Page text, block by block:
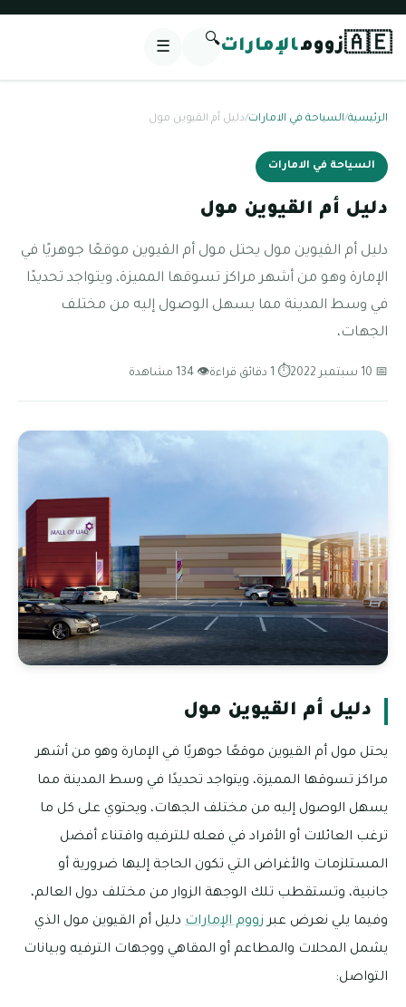
🇦🇪زوومالإمارات🔍
☰
الرئيسية/السياحة في الامارات/دليل أم القيوين مول
السياحة في الامارات
دليل أم القيوين مول
دليل أم القيوين مول يحتل مول أم القيوين موقعًا جوهريًا في
الإمارة وهو من أشهر مراكز تسوقها المميزة، ويتواجد تحديدًا
في وسط المدينة مما يسهل الوصول إليه من مختلف
الجهات،
📅 10 سبتمبر 2022 ⏱ 1 دقائق قراءة 👁 134 مشاهدة
دليل أم القيوين مول
يحتل مول أم القيوين موقعًا جوهريًا في الإمارة وهو من أشهر
مراكز تسوقها المميزة، ويتواجد تحديدًا في وسط المدينة مما
يسهل الوصول إليه من مختلف الجهات، ويحتوي على كل ما
ترغب العائلات أو الأفراد في فعله للترفيه واقتناء أفضل
المستلزمات والأغراض التي تكون الحاجة إليها ضرورية أو
جانبية، وتستقطب تلك الوجهة الزوار من مختلف دول العالم،
وفيما يلي نعرض عبر زووم الإمارات دليل أم القيوين مول الذي
يشمل المحلات والمطاعم أو المقاهي ووجهات الترفيه وبيانات
التواصل: